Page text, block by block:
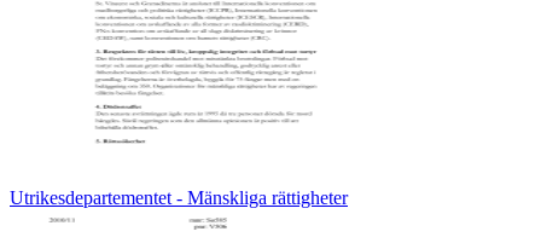
Utrikesdepartementet - Mänskliga rättigheter